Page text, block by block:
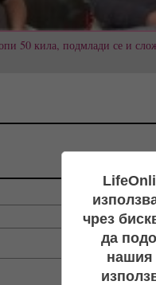
50 кила, подмлади се и
чрез
да
нашия